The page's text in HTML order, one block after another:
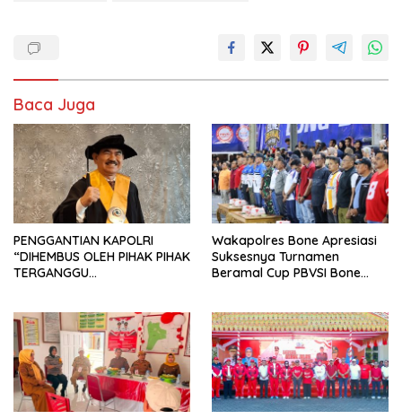
Baca Juga
PENGGANTIAN KAPOLRI
“DIHEMBUS OLEH PIHAK PIHAK
TERGANGGU
Wakapolres Bone Apresiasi
Suksesnya Turnamen
Beramal Cup PBVSI Bone